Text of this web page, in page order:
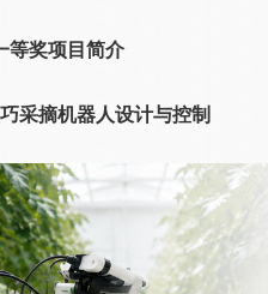
等奖项目简介
采摘机器人设计与控制